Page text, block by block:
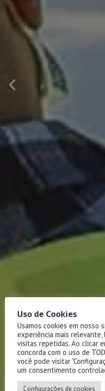
Uso de Cookies
Usamos cookies em nosso
experiência mais
visitas repetidas. Ao clicar
concorda com o uso de
você pode visitar
um consentimento
Configurações de cookies